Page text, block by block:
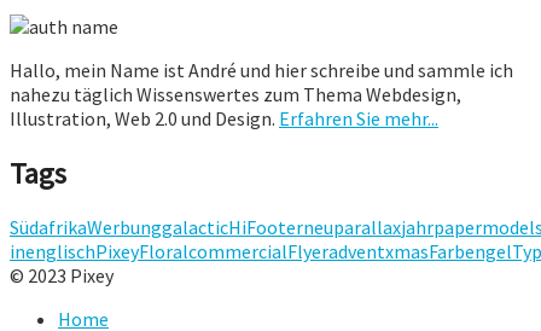
Hallo, mein Name ist André und hier schreibe und sammle ich
nahezu täglich Wissenswertes zum Thema Webdesign,
Illustration, Web 2.0 und Design. Erfahren Sie mehr...
Tags
SüdafrikaWerbunggalacticHiFooterneuparallaxjahr
inenglischPixeyFloralcommercialFlyeradventxmasFarbengel
© 2023 Pixey
Home